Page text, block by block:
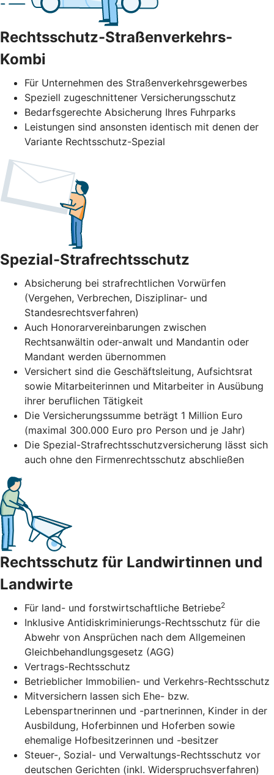
Rechtsschutz-Straßenverkehrs-
Kombi
Für Unternehmen des Straßenverkehrs­gewerbes
Speziell zugeschnittener Versicherungsschutz
Bedarfsgerechte Absicherung Ihres Fuhrparks
Leistungen sind ansonsten identisch mit denen der
Variante Rechtsschutz-Spezial
Spezial-Strafrechtsschutz
Absicherung bei strafrechtlichen Vorwürfen
(Vergehen, Verbrechen, Disziplinar- und
Standesrechtsverfahren)
Auch Honorarvereinbarungen zwischen
Rechtsanwältin oder-anwalt und Mandantin oder
Mandant werden übernommen
Versichert sind die Geschäftsleitung, Aufsichtsrat
sowie Mitarbeiterinnen und Mitarbeiter in Ausübung
ihrer beruflichen Tätigkeit
Die Versicherungssumme beträgt 1 Million Euro
(maximal 300.000 Euro pro Person und je Jahr)
Die Spezial-Strafrechtsschutzversicherung lässt sich
auch ohne den Firmenrechtsschutz abschließen
Rechtsschutz für Landwirtinnen und
Landwirte
Für land- und forstwirtschaftliche Betriebe2
Inklusive Antidiskriminierungs-Rechtsschutz für die
Abwehr von Ansprüchen nach dem Allgemeinen
Gleichbehandlungsgesetz (AGG)
Vertrags-Rechtsschutz
Betrieblicher Immobilien- und Verkehrs-Rechtsschutz
Mitversichern lassen sich Ehe- bzw.
Lebenspartnerinnen und -partnerinnen, Kinder in der
Ausbildung, Hoferbinnen und Hoferben sowie
ehemalige Hofbesitzerinnen und -besitzer
Steuer-, Sozial- und Verwaltungs-Rechtsschutz vor
deutschen Gerichten (inkl. Widerspruchsverfahren)